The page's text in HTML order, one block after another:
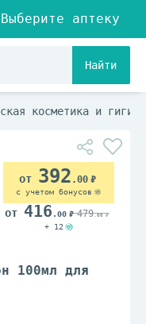
Найти
косметика и
100мл для
392 .00
с учетом бонусов
416 .00 479.00
+ 12